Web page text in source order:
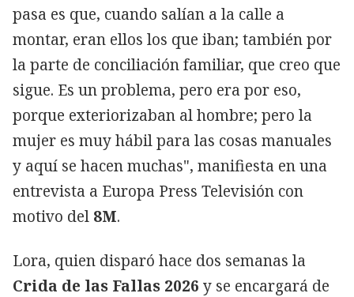
pasa es que, cuando salían a la calle a
montar, eran ellos los que iban; también por
la parte de conciliación familiar, que creo que
sigue. Es un problema, pero era por eso,
porque exteriorizaban al hombre; pero la
mujer es muy hábil para las cosas manuales
y aquí se hacen muchas", manifiesta en una
entrevista a Europa Press Televisión con
motivo del 8M.
Lora, quien disparó hace dos semanas la
Crida de las Fallas 2026 y se encargará de